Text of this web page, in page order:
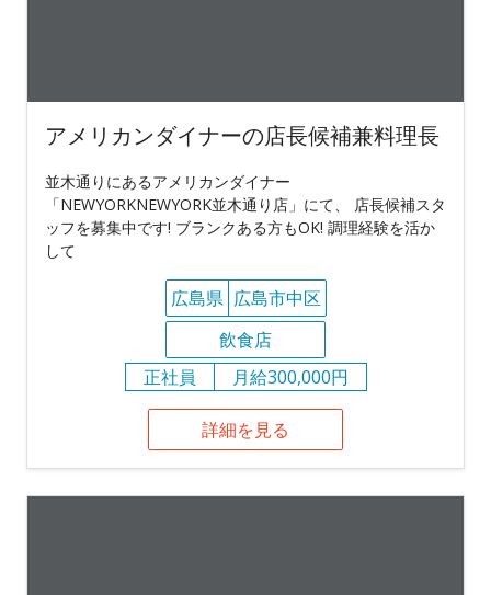
アメリカンダイナーの店長候補兼料理長
並木通りにあるアメリカンダイナー
「NEWYORKNEWYORK並木通り店」にて、 店長候補スタ
ッフを募集中です! ブランクある方もOK! 調理経験を活か
して
広島県 広島市中区
飲食店
正社員
月給300,000円
詳細を見る